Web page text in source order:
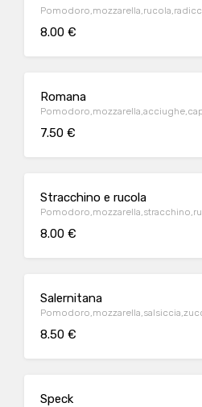
8.00 €
Romana
7.50 €
Stracchino e rucola
8.00 €
Salernitana
8.50 €
Speck